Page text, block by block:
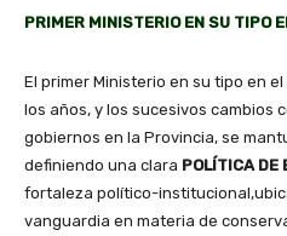
PRIMER MINISTERIO EN SU TIPO
El primer Ministerio en su tipo en
los años, y los sucesivos cambios
gobiernos en la Provincia, se
definiendo una clara POLÍTICA DE
fortaleza político-
vanguardia en materia de